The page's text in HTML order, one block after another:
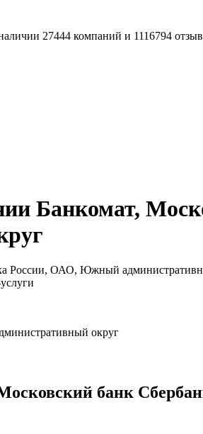
27444 компаний и 1116794
Банкомат,
России, ОАО, Южный
округ
банк